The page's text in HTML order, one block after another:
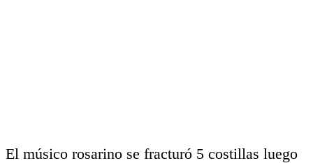
El músico rosarino se fracturó 5 costillas luego